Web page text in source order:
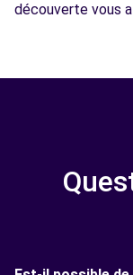
découverte vous